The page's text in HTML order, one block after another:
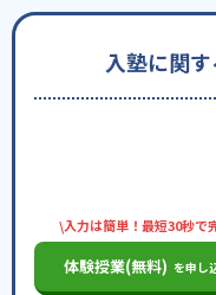
入塾に関
\入力は簡単！最短30秒で
体験授業(無料) を申し